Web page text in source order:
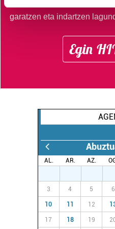
Find out more about how
Guk eta gure bazkideek
prozesatzen ditugu, zure IP
produktuak garatzeko. Zure
erabiltzen dituen hauta
Bazkide batzuek ez dizute
interes komertzial
bazkideen zerrenda, beren
duten interes legitimoa eta
dezakezun ikusteko.
Lortu zure datu pertsonalak
garatzen eta indartzen
Egin
AL. AR. AZ.
3 4 5 6
10 11 12
17 18 19